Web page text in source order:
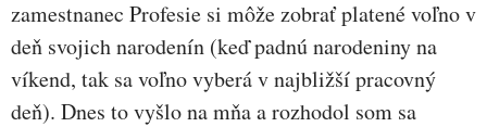
zamestnanec Profesie si môže zobrať platené voľno v
deň svojich narodenín (keď padnú narodeniny na
víkend, tak sa voľno vyberá v najbližší pracovný
deň). Dnes to vyšlo na mňa a rozhodol som sa